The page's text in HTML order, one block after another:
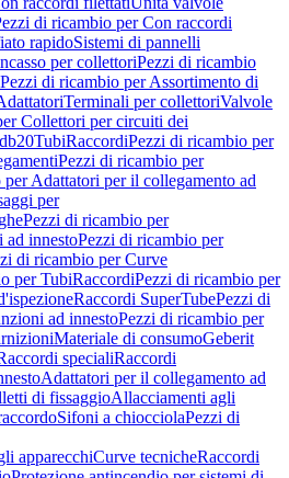
di ricambio per Con raccordi
rapidoSistemi di pannelli
per collettoriPezzi di ricambio
Pezzi di ricambio per Assortimento di
Terminali per collettoriValvole
Collettori per circuiti dei
TubiRaccordiPezzi di ricambio per
Pezzi di ricambio per
Adattatori per il collegamento ad
per
Pezzi di ricambio per
ad innestoPezzi di ricambio per
di ricambio per Curve
per TubiRaccordiPezzi di ricambio per
Raccordi SuperTubePezzi di
ad innestoPezzi di ricambio per
Materiale di consumoGeberit
specialiRaccordi
Adattatori per il collegamento ad
di fissaggioAllacciamenti agli
Sifoni a chiocciolaPezzi di
apparecchiCurve tecnicheRaccordi